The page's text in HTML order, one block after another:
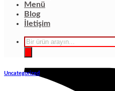
Menü
Blog
İletişim
Products
search
Uncategorized